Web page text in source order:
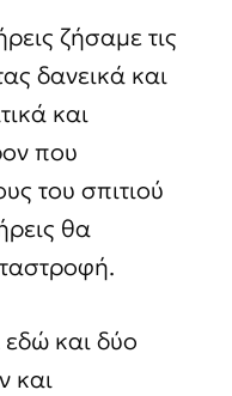
ζήσαμε τις
δανεικά και
και
που
του σπιτιού
θα
εδώ και δύο
και